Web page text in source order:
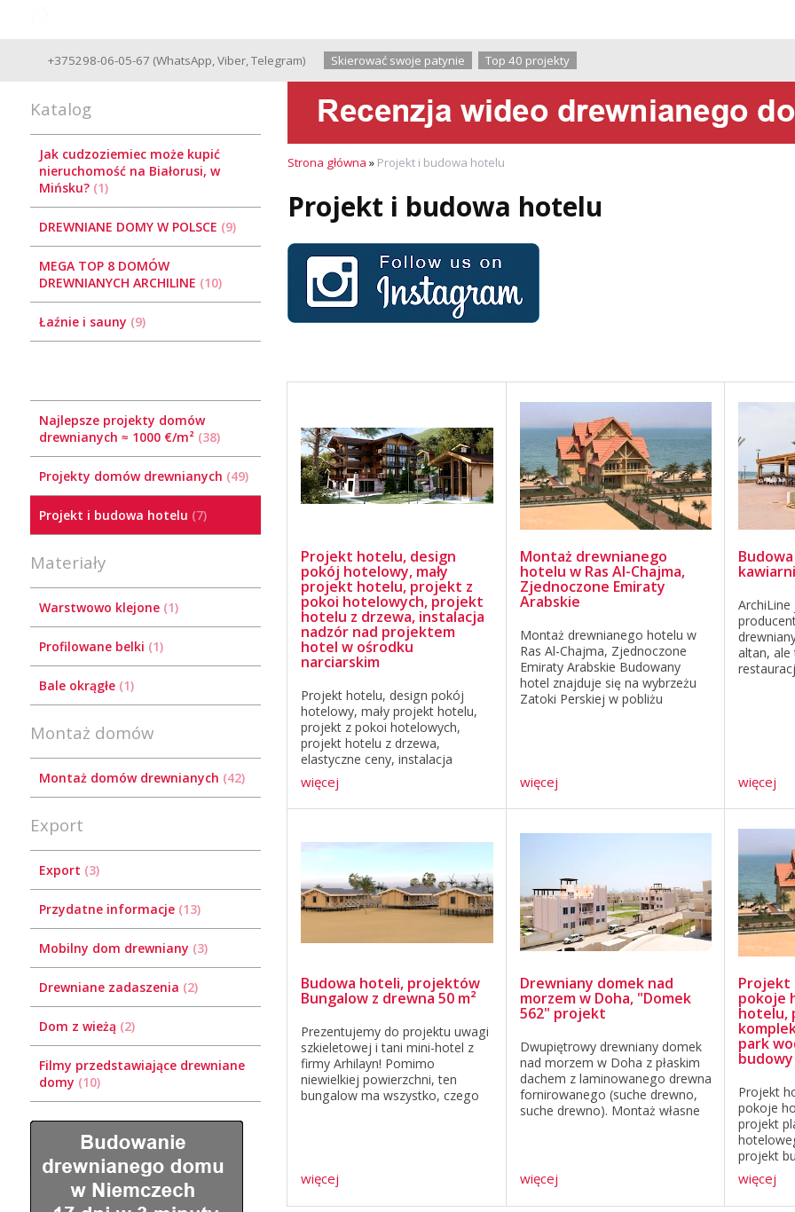
+375298-06-05-67 (WhatsApp,Viber,Telegram) Skierować swoje patynie Top 40 projekty
Katalog
Jak cudzoziemiec może kupić
nieruchomość na Białorusi, w
Mińsku? 1
DREWNIANE DOMY W POLSCE 9
MEGA TOP 8 DOMÓW
DREWNIANYCH ARCHILINE 10
Łaźnie i sauny 9
Najlepsze projekty domów
drewnianych ≈ 1000 €/m² 38
Projekty domów drewnianych 49
Projekt i budowa hotelu 7
Materiały
Warstwowo klejone 1
Profilowane belki 1
Bale okrągłe 1
Montaż domów
Montaż domów drewnianych 42
Export
Export 3
Przydatne informacje 13
Mobilny dom drewniany 3
Drewniane zadaszenia 2
Dom z wieżą 2
Filmy przedstawiające drewniane
domy 10
Strona główna » Projekt i budowa hotelu
Projekt i budowa hotelu
Projekt hotelu, design
pokój hotelowy, mały
projekt hotelu, projekt z
pokoi hotelowych, projekt
hotelu z drzewa, instalacja
nadzór nad projektem
hotel w ośrodku
narciarskim
Projekt hotelu, design pokój
hotelowy, mały projekt hotelu,
projekt z pokoi hotelowych,
projekt hotelu z drzewa,
elastyczne ceny, instalacja
nadzór nad projektem hotel w
ośrodku narciarskim Coraz
częściej ludzie, którzy preferują
więcej
Montaż drewnianego
hotelu w Ras Al-Chajma,
Zjednoczone Emiraty
Arabskie
Montaż drewnianego hotelu w
Ras Al-Chajma, Zjednoczone
Emiraty Arabskie Budowany
hotel znajduje się na wybrzeżu
Zatoki Perskiej w pobliżu
sieci, ...
więcej
altan, ale
więcej
Budowa hoteli, projektów
Bungalow z drewna 50 m²
Prezentujemy do projektu uwagi
szkieletowej i tani mini-hotel z
firmy Arhilayn! Pomimo
niewielkiej powierzchni, ten
bungalow ma wszystko, czego
więcej
Drewniany domek nad
morzem w Doha, "Domek
562" projekt
Dwupiętrowy drewniany domek
nad morzem w Doha z płaskim
dachem z laminowanego drewna
fornirowanego (suche drewno,
suche drewno). Montaż własne
wyjątkowym materiałem ...
więcej
Projekt
pokoje
hotelu,
park
Projekt
pokoje
projekt
projekt
którzy go
więcej